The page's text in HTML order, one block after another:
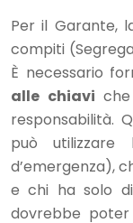
Per il Garante,
compiti
È necessario
alle chiavi
responsabilità.
può
d’emergenza),
e chi ha solo
dovrebbe poter